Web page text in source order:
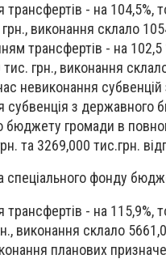
трансфертів - на 104,5%,
виконання склало
трансфертів - на
грн., виконання
невиконання
субвенція з
бюджету громади в
та 3269,000 тис.грн.
спеціального фонду
трансфертів - на 115,9%,
виконання склало
планових